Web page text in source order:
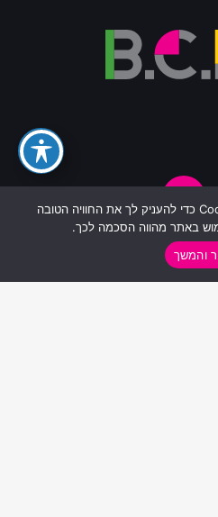
אנחנו משתמשים בקובצי Cookies כדי להעניק לך את החוויה הטובה
באתר מהווה הסכמה לכך.
והמשך